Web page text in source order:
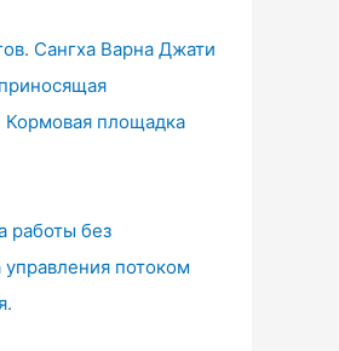
Сангха Варна Джати
Кормовая площадка
работы без
управления потоком